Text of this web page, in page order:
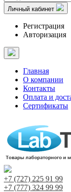
Личный кабинет
Регистрация
Авторизация
Главная
О компании
Контакты
Оплата и
Сертификаты
+7 (727) 225 91 99
+7 (777) 324 99 99